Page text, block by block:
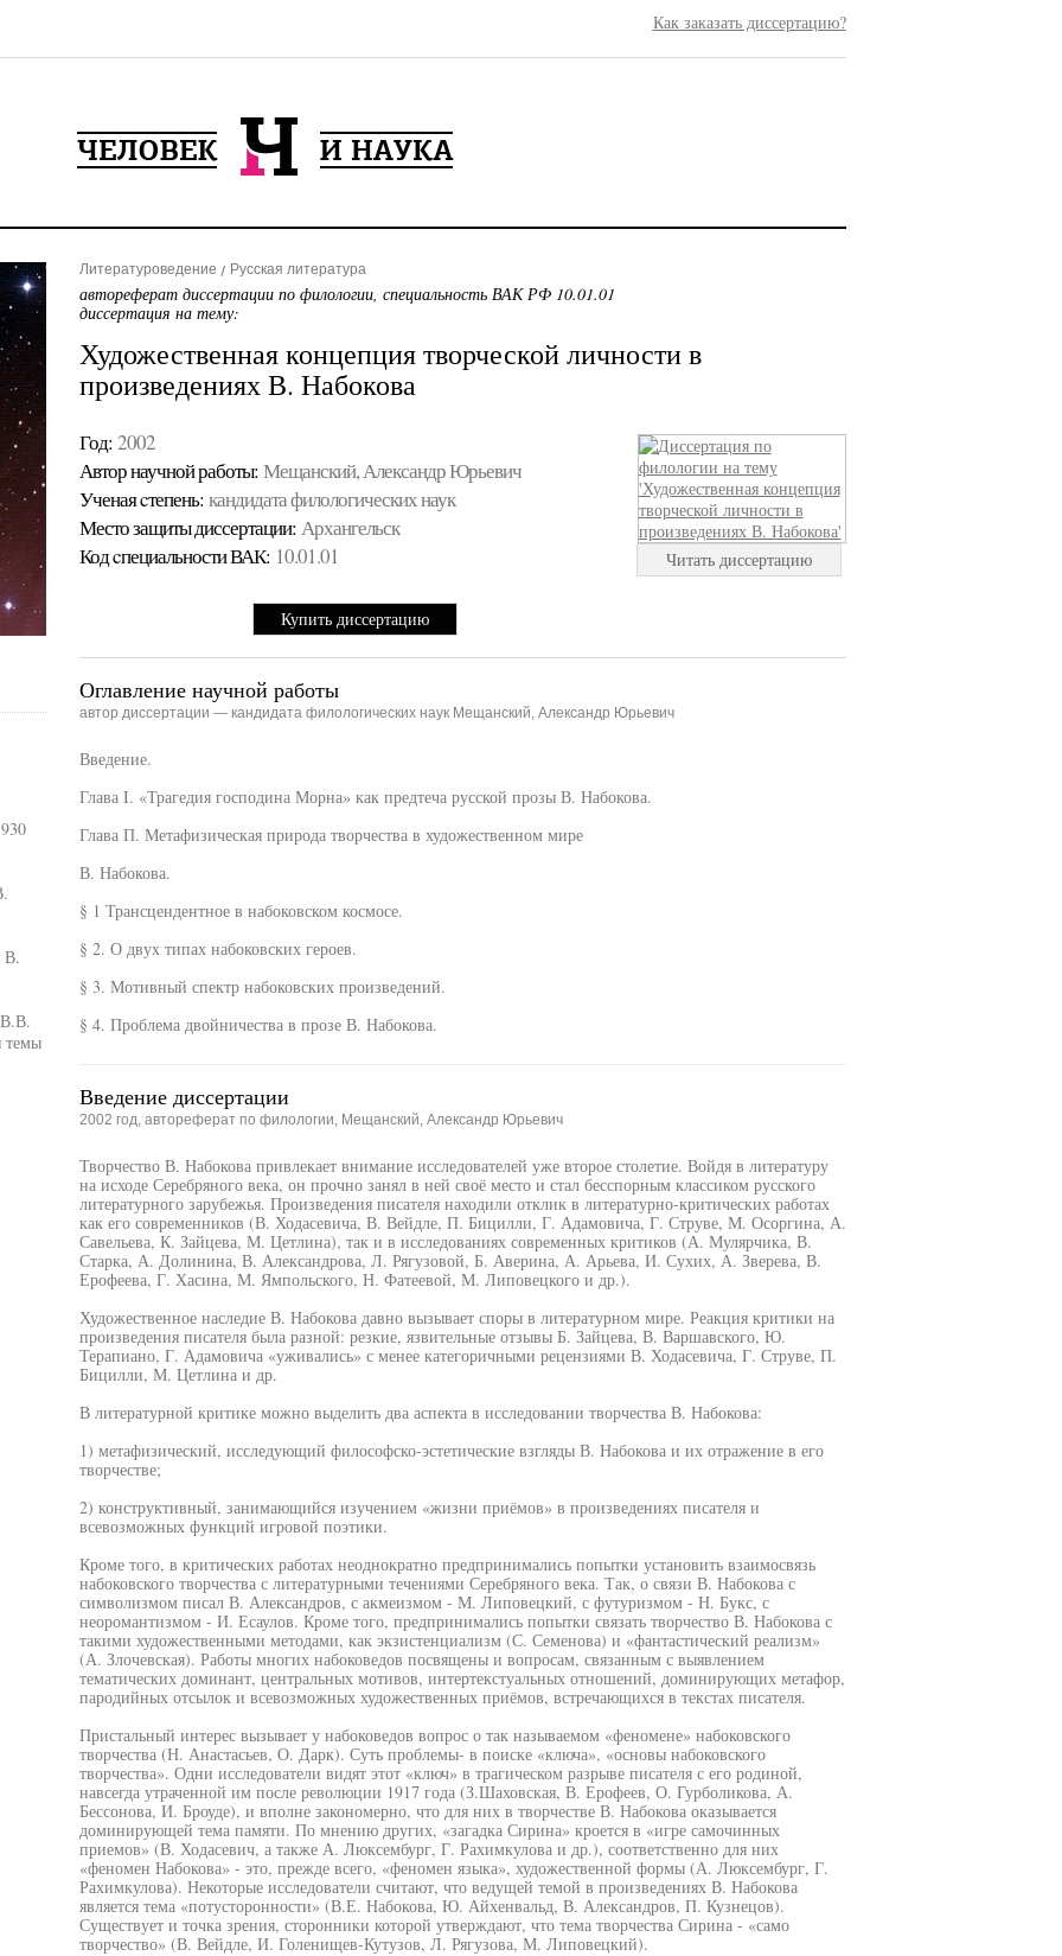
Как заказать диссертацию?
Литературоведение Русская литература
автореферат диссертации по филологии, специальность ВАК РФ 10.01.01
диссертация на тему:
Художественная концепция творческой личности в
произведениях В. Набокова
Год: 2002
Автор научной работы: Мещанский, Александр Юрьевич
Ученая cтепень: кандидата филологических наук
Место защиты диссертации: Архангельск
Код cпециальности ВАК: 10.01.01
Купить диссертацию
Читать диссертацию
Оглавление научной работы
автор диссертации — кандидата филологических наук Мещанский, Александр Юрьевич
Введение.
Глава I. «Трагедия господина Морна» как предтеча русской прозы В. Набокова.
Глава П. Метафизическая природа творчества в художественном мире
В. Набокова.
§ 1 Трансцендентное в набоковском космосе.
§ 2. О двух типах набоковских героев.
§ 3. Мотивный спектр набоковских произведений.
§ 4. Проблема двойничества в прозе В. Набокова.
Введение диссертации
2002 год, автореферат по филологии, Мещанский, Александр Юрьевич
Творчество В. Набокова привлекает внимание исследователей уже второе столетие. Войдя в литературу
на исходе Серебряного века, он прочно занял в ней своё место и стал бесспорным классиком русского
литературного зарубежья. Произведения писателя находили отклик в литературно-критических работах
как его современников (В. Ходасевича, В. Вейдле, П. Бицилли, Г. Адамовича, Г. Струве, М. Осоргина, А.
Савельева, К. Зайцева, М. Цетлина), так и в исследованиях современных критиков (А. Мулярчика, В.
Старка, А. Долинина, В. Александрова, Л. Рягузовой, Б. Аверина, А. Арьева, И. Сухих, А. Зверева, В.
Ерофеева, Г. Хасина, М. Ямпольского, Н. Фатеевой, М. Липовецкого и др.).
Художественное наследие В. Набокова давно вызывает споры в литературном мире. Реакция критики на
произведения писателя была разной: резкие, язвительные отзывы Б. Зайцева, В. Варшавского, Ю.
Терапиано, Г. Адамовича «уживались» с менее категоричными рецензиями В. Ходасевича, Г. Струве, П.
Бицилли, М. Цетлина и др.
В литературной критике можно выделить два аспекта в исследовании творчества В. Набокова:
1) метафизический, исследующий философско-эстетические взгляды В. Набокова и их отражение в его
творчестве;
2) конструктивный, занимающийся изучением «жизни приёмов» в произведениях писателя и
всевозможных функций игровой поэтики.
Кроме того, в критических работах неоднократно предпринимались попытки установить взаимосвязь
набоковского творчества с литературными течениями Серебряного века. Так, о связи В. Набокова с
символизмом писал В. Александров, с акмеизмом - М. Липовецкий, с футуризмом - Н. Букс, с
неоромантизмом - И. Есаулов. Кроме того, предпринимались попытки связать творчество В. Набокова с
такими художественными методами, как экзистенциализм (С. Семенова) и «фантастический реализм»
(А. Злочевская). Работы многих набоковедов посвящены и вопросам, связанным с выявлением
тематических доминант, центральных мотивов, интертекстуальных отношений, доминирующих метафор,
пародийных отсылок и всевозможных художественных приёмов, встречающихся в текстах писателя.
Пристальный интерес вызывает у набоковедов вопрос о так называемом «феномене» набоковского
творчества (Н. Анастасьев, О. Дарк). Суть проблемы- в поиске «ключа», «основы набоковского
творчества». Одни исследователи видят этот «ключ» в трагическом разрыве писателя с его родиной,
навсегда утраченной им после революции 1917 года (З.Шаховская, В. Ерофеев, О. Гурболикова, А.
Бессонова, И. Броуде), и вполне закономерно, что для них в творчестве В. Набокова оказывается
доминирующей тема памяти. По мнению других, «загадка Сирина» кроется в «игре самочинных
приемов» (В. Ходасевич, а также А. Люксембург, Г. Рахимкулова и др.), соответственно для них
«феномен Набокова» - это, прежде всего, «феномен языка», художественной формы (А. Люксембург, Г.
Рахимкулова). Некоторые исследователи считают, что ведущей темой в произведениях В. Набокова
является тема «потусторонности» (В.Е. Набокова, Ю. Айхенвальд, В. Александров, П. Кузнецов).
Существует и точка зрения, сторонники которой утверждают, что тема творчества Сирина - «само
творчество» (В. Вейдле, И. Голенищев-Кутузов, Л. Рягузова, М. Липовецкий).
В.
темы